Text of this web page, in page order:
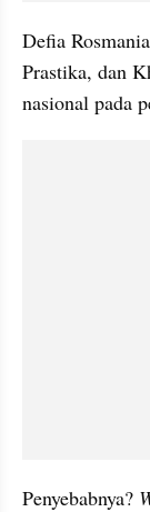
Defia
Prastika, dan
nasional pada
Penyebabnya?